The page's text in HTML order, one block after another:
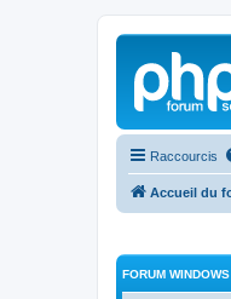
Raccourcis
Accueil du
FORUM